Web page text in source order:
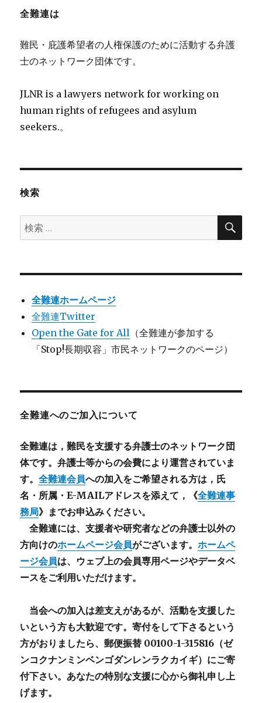
全難連は
難民・庇護希望者の人権保護のために活動する弁護
士のネットワーク団体です。
JLNR is a lawyers network for working on
human rights of refugees and asylum
seekers.。
検索
検
索:
検
全難連ホームページ
全難連Twitter
Open the Gate for All （全難連が参加する
「Stop!長期収容」市民ネットワークのページ）
全難連へのご加入について
全難連は，難民を支援する弁護士のネットワーク団
体です。弁護士等からの会費により運営されていま
す。全難連会員への加入をご希望される方は，氏
名・所属・E-MAILアドレスを添えて，《全難連事
務局》までお申込みください。
全難連には、支援者や研究者などの弁護士以外の
方向けのホームページ会員がございます。ホームペ
ージ会員は、ウェブ上の会員専用ページやデータベ
ースをご利用いただけます。
当会への加入は差支えがあるが、活動を支援した
いという方も大歓迎です。寄付をして下さるという
方がおりましたら、郵便振替 00100-1-315816（ゼ
ンコクナンミンベンゴダンレンラクカイギ）にご寄
付下さい。あなたの特別な支援に心から御礼申し上
げます。